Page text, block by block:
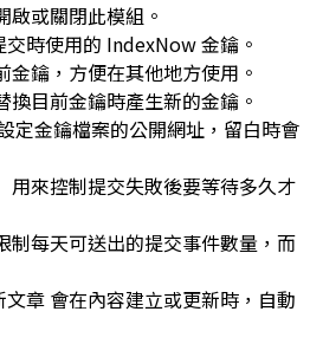
啟或關閉此模組。
交時使用的 IndexNow 金鑰。
金鑰，方便在其他地方使用。
換目前金鑰時產生新的金鑰。
定金鑰檔案的公開網址，留白時會
用來控制提交失敗後要等待多久才
制每天可送出的提交事件數量，而
文章 會在內容建立或更新時，自動